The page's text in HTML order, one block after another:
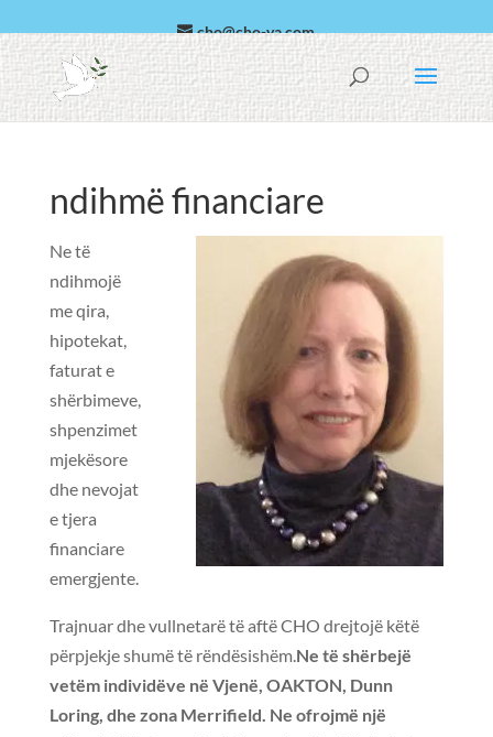
cho@cho-va.com
arab
Español
ndihmë financiare
Ne të
ndihmojë
me qira,
hipotekat,
faturat e
shërbimeve,
shpenzimet
mjekësore
dhe nevojat
e tjera
financiare
emergjente.
Trajnuar dhe vullnetarë të aftë CHO drejtojë këtë
përpjekje shumë të rëndësishëm.Ne të shërbejë
vetëm individëve në Vjenë, OAKTON, Dunn
Loring, dhe zona Merrifield. Ne ofrojmë një